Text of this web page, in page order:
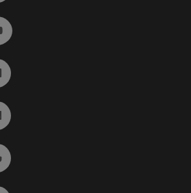
Ir a YouTube (abre en ventana nueva)
Ir a Flickr (abre en ventana nueva)
Ir a Linkedin (abre en ventana nueva)
Ir al Blog (abre en ventana nueva)